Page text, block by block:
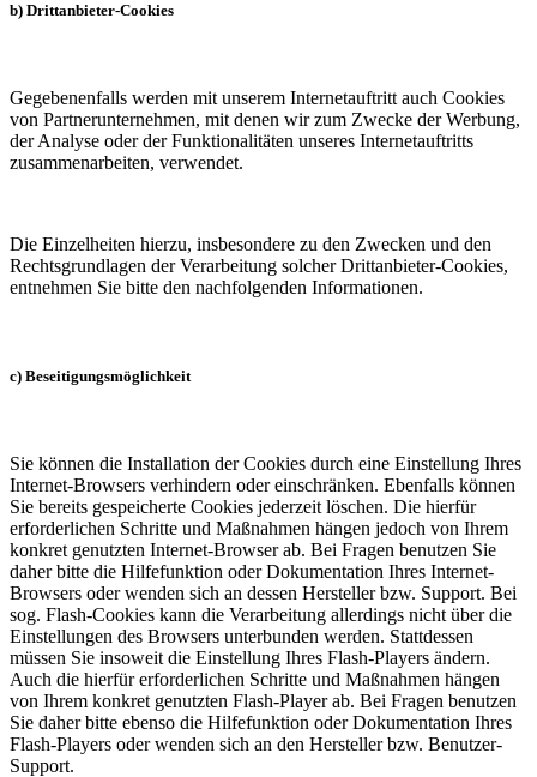
b) Drittanbieter-Cookies
Gegebenenfalls werden mit unserem Internetauftritt auch Cookies
von Partnerunternehmen, mit denen wir zum Zwecke der Werbung,
der Analyse oder der Funktionalitäten unseres Internetauftritts
zusammenarbeiten, verwendet.
Die Einzelheiten hierzu, insbesondere zu den Zwecken und den
Rechtsgrundlagen der Verarbeitung solcher Drittanbieter-Cookies,
entnehmen Sie bitte den nachfolgenden Informationen.
c) Beseitigungsmöglichkeit
Sie können die Installation der Cookies durch eine Einstellung Ihres
Internet-Browsers verhindern oder einschränken. Ebenfalls können
Sie bereits gespeicherte Cookies jederzeit löschen. Die hierfür
erforderlichen Schritte und Maßnahmen hängen jedoch von Ihrem
konkret genutzten Internet-Browser ab. Bei Fragen benutzen Sie
daher bitte die Hilfefunktion oder Dokumentation Ihres Internet-
Browsers oder wenden sich an dessen Hersteller bzw. Support. Bei
sog. Flash-Cookies kann die Verarbeitung allerdings nicht über die
Einstellungen des Browsers unterbunden werden. Stattdessen
müssen Sie insoweit die Einstellung Ihres Flash-Players ändern.
Auch die hierfür erforderlichen Schritte und Maßnahmen hängen
von Ihrem konkret genutzten Flash-Player ab. Bei Fragen benutzen
Sie daher bitte ebenso die Hilfefunktion oder Dokumentation Ihres
Flash-Players oder wenden sich an den Hersteller bzw. Benutzer-
Support.